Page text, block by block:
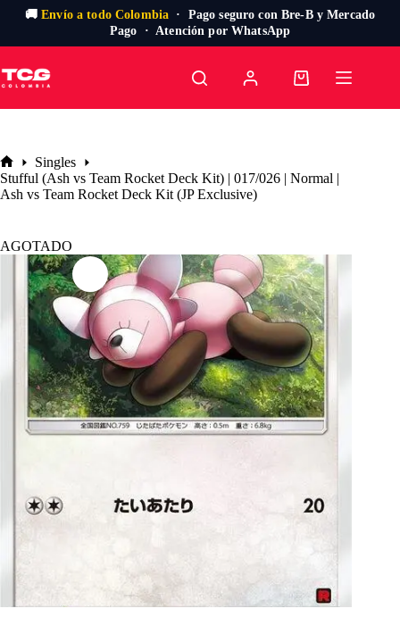
🚚Envío a todo Colombia · Pago seguro con Bre-B y Mercado
Pago · Atención por WhatsApp
al
contenido
Carro
Inicio
Singles
Stufful (Ash vs Team Rocket Deck Kit) | 017/026 | Normal |
Ash vs Team Rocket Deck Kit (JP Exclusive)
AGOTADO